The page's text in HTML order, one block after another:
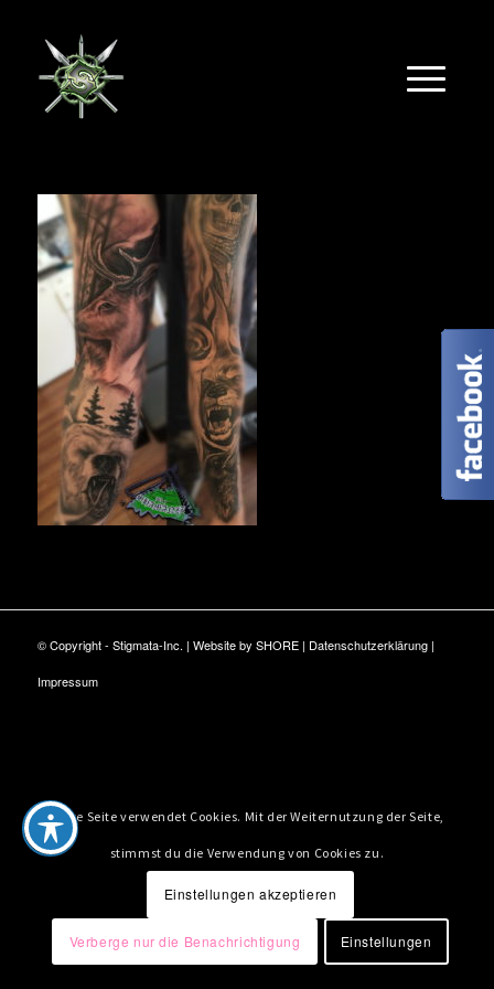
© Copyright - Stigmata-Inc. | Website by SHORE| Datenschutzerklärung|
Impressum
Diese Seite verwendet Cookies. Mit der Weiternutzung der Seite,
stimmst du die Verwendung von Cookies zu.
Einstellungen akzeptieren
Verberge nur die Benachrichtigung Einstellungen